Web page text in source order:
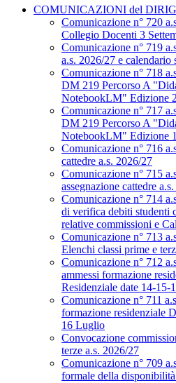
COMUNICAZIONI del
Comunicazione n° 720
Collegio Docenti 3
Comunicazione n° 719
a.s. 2026/27 e calendario
Comunicazione n° 718
DM 219 Percorso A
NotebookLM" Edizione 2
Comunicazione n° 717
DM 219 Percorso A
NotebookLM" Edizione 1
Comunicazione n° 716
cattedre a.s. 2026/27
Comunicazione n° 715
assegnazione cattedre
Comunicazione n° 714
di verifica debiti studenti
relative commissioni e
Comunicazione n° 713
Elenchi classi prime e
Comunicazione n° 712
ammessi formazione
Residenziale date 14-15-
Comunicazione n° 711
formazione residenziale
16 Luglio
Convocazione
terze a.s. 2026/27
Comunicazione n° 709
formale della